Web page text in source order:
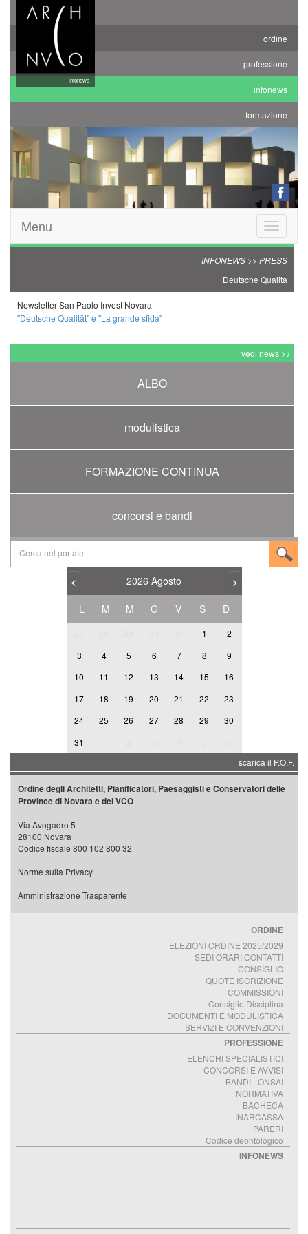
ordine
professione
infonews
formazione
infonews
Toggle
Menu
INFONEWS >> PRESS
Deutsche Qualita
Newsletter San Paolo Invest Novara
"Deutsche Qualität" e "La grande sfida"
vedi news >>
ALBO
modulistica
FORMAZIONE CONTINUA
concorsi e bandi
< 2026 Agosto
>
L
M M G V S D
1
2
3
4 5 6 7 8
9
10
11 12 13 14 15
16
17
18 19 20 21 22
23
24
25 26 27 28 29
30
31
scarica il P.O.F.
Ordine degli Architetti, Pianificatori, Paesaggisti e Conservatori delle
Province di Novara e del VCO
Via Avogadro 5
28100 Novara
Codice fiscale 800 102 800 32
Norme sulla Privacy
Amministrazione Trasparente
ORDINE
ELEZIONI ORDINE 2025/2029
SEDI ORARI CONTATTI
CONSIGLIO
QUOTE ISCRIZIONE
COMMISSIONI
Consiglio Disciplina
DOCUMENTI E MODULISTICA
SERVIZI E CONVENZIONI
PROFESSIONE
ELENCHI SPECIALISTICI
CONCORSI E AVVISI
BANDI - ONSAI
NORMATIVA
BACHECA
INARCASSA
PARERI
Codice deontologico
INFONEWS